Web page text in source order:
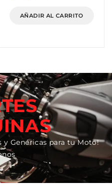
AÑADIR AL CARRITO
y Genéricas para tu Moto!